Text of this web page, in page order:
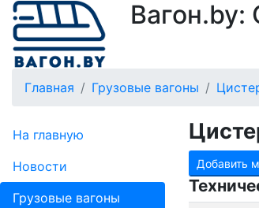
Вагон.by:
Главная Грузовые вагоны
На главную
Новости
Грузовые вагоны
Добавить